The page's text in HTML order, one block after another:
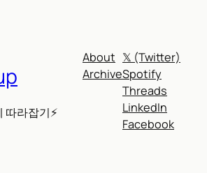
따라잡기⚡
About
Archive
𝕏 (Twitter)
Spotify
Threads
LinkedIn
Facebook